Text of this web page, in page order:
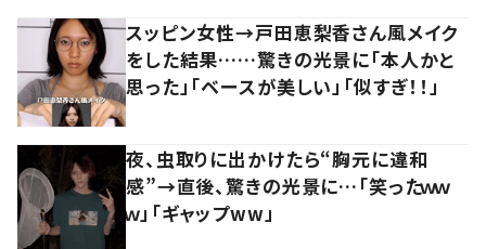
スッピン女性→戸田恵梨香さん風メイク
をした結果……驚きの光景に「本人かと
思った」「ベースが美しい」「似すぎ！！」
夜、虫取りに出かけたら“胸元に違和
感”→直後、驚きの光景に…「笑ったｗｗ
ｗ」「ギャップww」